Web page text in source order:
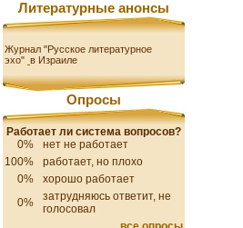
Литературные анонсы
Журнал "Русское литературное
эхо" в Израиле
Опросы
Работает ли система вопросов?
0%
нет не работает
100%
работает, но плохо
0%
хорошо работает
0%
затрудняюсь ответит, не
голосовал